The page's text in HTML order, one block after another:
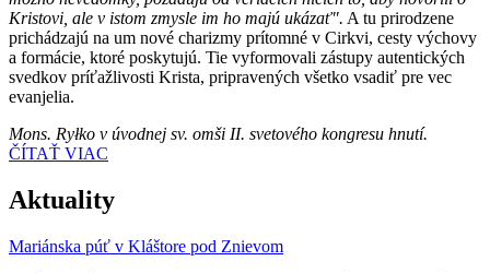
Kristovi, ale v istom zmysle im ho majú ukázať". A tu prirodzene
prichádzajú na um nové charizmy prítomné v Cirkvi, cesty výchovy
a formácie, ktoré poskytujú. Tie vyformovali zástupy autentických
svedkov príťažlivosti Krista, pripravených všetko vsadiť pre vec
evanjelia.
Mons. Ryłko v úvodnej sv. omši II. svetového kongresu hnutí.
ČÍTAŤ VIAC
Aktuality
Mariánska púť v Kláštore pod Znievom